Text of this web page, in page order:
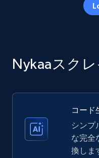
price, Currency,
Amazon products
Nykaaスク
コード
シンプ
な完全
換しま